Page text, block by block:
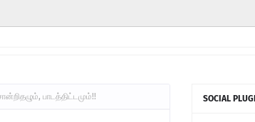
பாடத்திட்டமும்!! SOCIAL